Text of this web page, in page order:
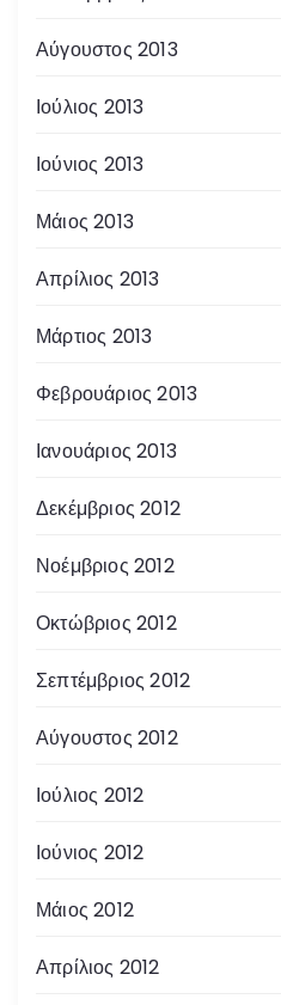
Αύγουστος 2013
Ιούλιος 2013
Ιούνιος 2013
Μάιος 2013
Απρίλιος 2013
Μάρτιος 2013
Φεβρουάριος 2013
Ιανουάριος 2013
Δεκέμβριος 2012
Νοέμβριος 2012
Οκτώβριος 2012
Σεπτέμβριος 2012
Αύγουστος 2012
Ιούλιος 2012
Ιούνιος 2012
Μάιος 2012
Απρίλιος 2012